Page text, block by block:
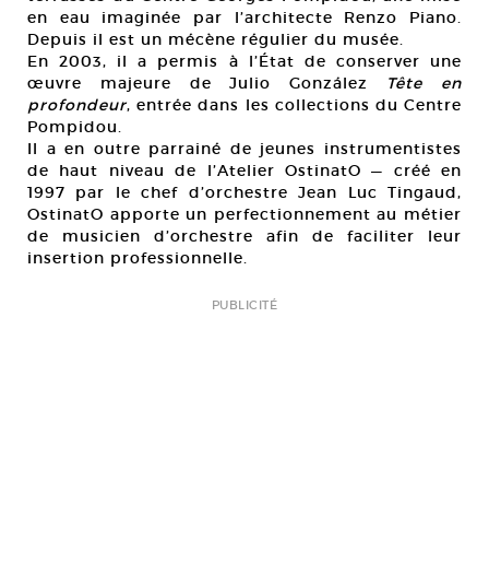
en eau imaginée par l’architecte Renzo Piano.
Depuis il est un mécène régulier du musée.
En 2003, il a permis à l’État de conserver une
œuvre majeure de Julio González
Tête en
profondeur, entrée dans les collections du Centre
Pompidou.
Il a en outre parrainé de jeunes instrumentistes
de haut niveau de l’Atelier OstinatO — créé en
1997 par le chef d’orchestre Jean Luc Tingaud,
OstinatO apporte un perfectionnement au métier
de musicien d’orchestre afin de faciliter leur
insertion professionnelle.
PUBLICITÉ